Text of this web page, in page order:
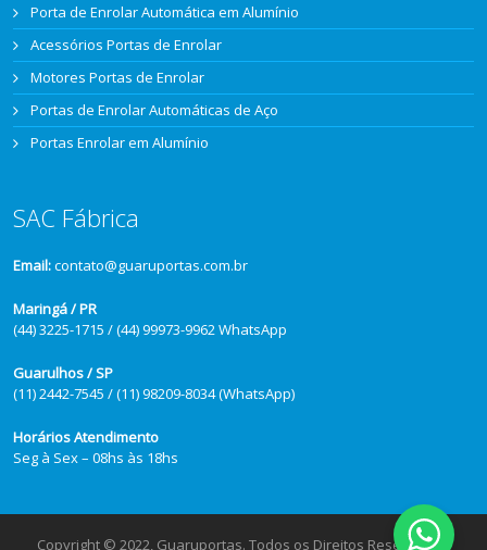
Porta de Enrolar Automática em Alumínio
Acessórios Portas de Enrolar
Motores Portas de Enrolar
Portas de Enrolar Automáticas de Aço
Portas Enrolar em Alumínio
SAC Fábrica
Email:contato@guaruportas.com.br
Maringá / PR
(44) 3225-1715 / (44) 99973-9962 WhatsApp
Guarulhos / SP
(11) 2442-7545 / (11) 98209-8034 (WhatsApp)
Horários Atendimento
Seg à Sex – 08hs às 18hs
Copyright © 2022, Guaruportas. Todos os Direitos Reservados.